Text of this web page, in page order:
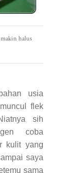
halus
usia
flek
sih
coba
kulit yang
saya
sama